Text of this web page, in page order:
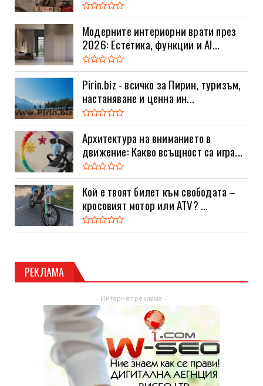
Модерните интериорни врати през
2026: Естетика, функции и AI...
Pirin.biz - всичко за Пирин, туризъм,
настаняване и ценна ин...
Архитектура на вниманието в
движение: Какво всъщност са игра...
Кой е твоят билет към свободата –
кросовият мотор или ATV? ...
РЕКЛАМА
- Интернет реклама -